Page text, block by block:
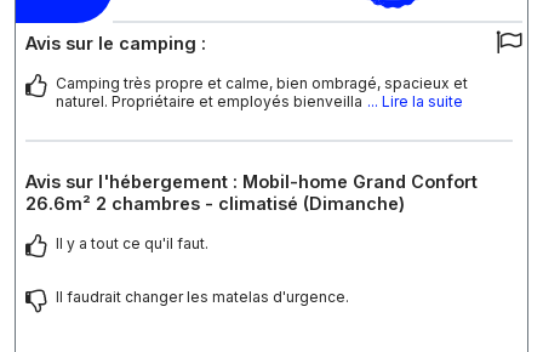
Avis sur le camping :
Camping très propre et calme, bien ombragé, spacieux et
naturel. Propriétaire et employés bienveilla ... Lire la suite
Avis sur l'hébergement : Mobil-home Grand Confort
26.6m² 2 chambres - climatisé (Dimanche)
Il y a tout ce qu'il faut.
Il faudrait changer les matelas d'urgence.